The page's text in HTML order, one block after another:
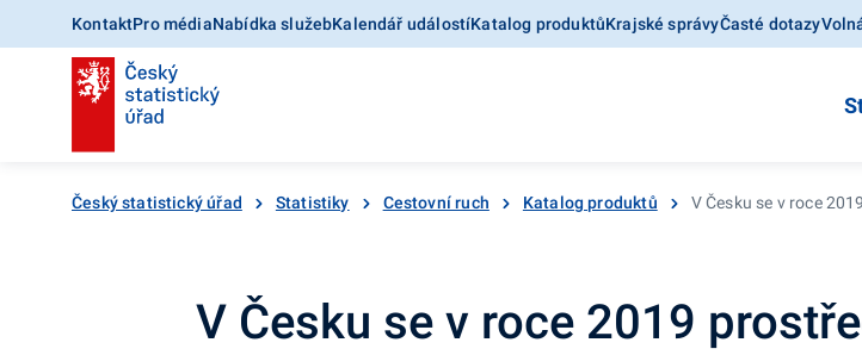
KontaktPro médiaNabídka služebKalendář událostíKatalog produktůKrajské správyČasté dotazy
Český statistický úřad Statistiky Cestovní ruch Katalog produktů V Česku se v roce
V Česku se v roce 2019